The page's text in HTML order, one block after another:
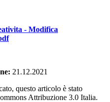
- Modifica
21.12.2021
questo articolo è stato
Attribuzione 3.0 Italia.